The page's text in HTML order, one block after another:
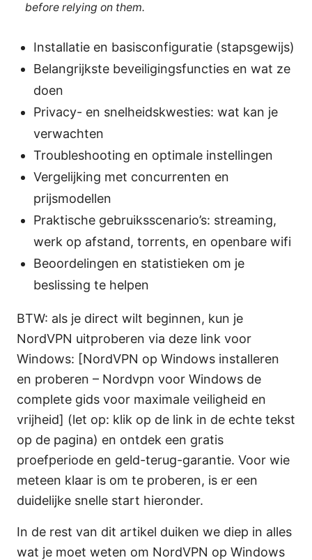
before relying on them.
Installatie en basisconfiguratie (stapsgewijs)
Belangrijkste beveiligingsfuncties en wat ze
doen
Privacy- en snelheidskwesties: wat kan je
verwachten
Troubleshooting en optimale instellingen
Vergelijking met concurrenten en
prijsmodellen
Praktische gebruiksscenario’s: streaming,
werk op afstand, torrents, en openbare wifi
Beoordelingen en statistieken om je
beslissing te helpen
BTW: als je direct wilt beginnen, kun je
NordVPN uitproberen via deze link voor
Windows: [NordVPN op Windows installeren
en proberen – Nordvpn voor Windows de
complete gids voor maximale veiligheid en
vrijheid] (let op: klik op de link in de echte tekst
op de pagina) en ontdek een gratis
proefperiode en geld-terug-garantie. Voor wie
meteen klaar is om te proberen, is er een
duidelijke snelle start hieronder.
In de rest van dit artikel duiken we diep in alles
wat je moet weten om NordVPN op Windows